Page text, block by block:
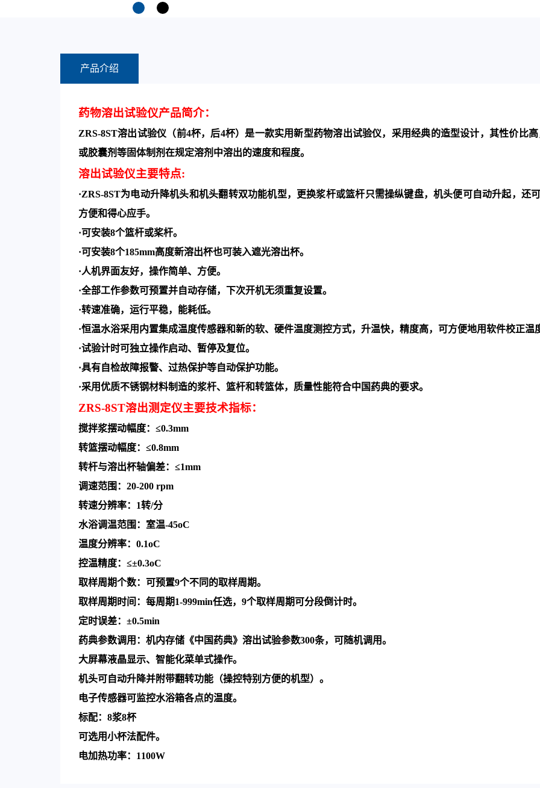
产品介绍
药物溶出试验仪产品简介：
ZRS-8ST溶出试验仪（前4杯，后4杯）是一款实用新型药物溶出试验仪，采用经典的造型设计，其性价比
或胶囊剂等固体制剂在规定溶剂中溶出的速度和程度。
溶出试验仪主要特点:
·ZRS-8ST为电动升降机头和机头翻转双功能机型，更换浆杆或篮杆只需操纵键盘，机头便可自动升起，还
方便和得心应手。
·可安装8个篮杆或桨杆。
·可安装8个185mm高度新溶出杯也可装入遮光溶出杯。
·人机界面友好，操作简单、方便。
·全部工作参数可预置并自动存储，下次开机无须重复设置。
·转速准确，运行平稳，能耗低。
·恒温水浴采用内置集成温度传感器和新的软、硬件温度测控方式，升温快，精度高，可方便地用软件校正温
·试验计时可独立操作启动、暂停及复位。
·具有自检故障报警、过热保护等自动保护功能。
·采用优质不锈钢材料制造的浆杆、篮杆和转篮体，质量性能符合中国药典的要求。
ZRS-8ST溶出测定仪主要技术指标：
搅拌浆摆动幅度： ≤0.3mm
转篮摆动幅度： ≤0.8mm
转杆与溶出杯轴偏差： ≤1mm
调速范围： 20-200 rpm
转速分辨率： 1转/分
水浴调温范围：室温-45oC
温度分辨率： 0.1oC
控温精度： ≤±0.3oC
取样周期个数：可预置9个不同的取样周期。
取样周期时间：每周期1-999min任选， 9个取样周期可分段倒计时。
定时误差： ±0.5min
药典参数调用：机内存储《中国药典》溶出试验参数300条，可随机调用。
大屏幕液晶显示、智能化菜单式操作。
机头可自动升降并附带翻转功能（操控特别方便的机型）。
电子传感器可监控水浴箱各点的温度。
标配： 8浆8杯
可选用小杯法配件。
电加热功率： 1100W